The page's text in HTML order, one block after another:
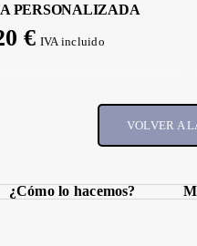
PERSONALIZADA
€ IVA incluido
VOLVER A
¿Cómo lo hacemos?